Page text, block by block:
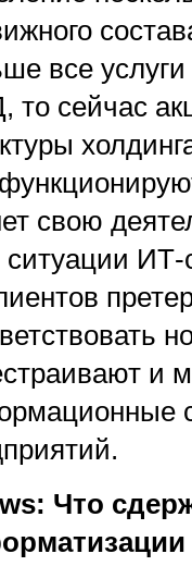
все
то сейчас
свою
ситуации ИТ-
и
Что